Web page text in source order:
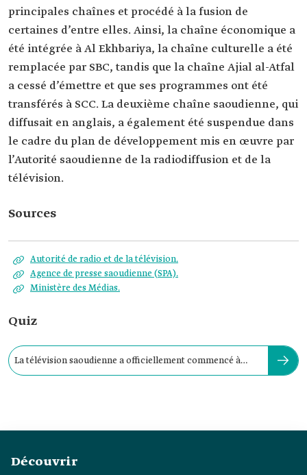
principales chaînes et procédé à la fusion de
certaines d’entre elles. Ainsi, la chaîne économique a
été intégrée à Al Ekhbariya, la chaîne culturelle a été
remplacée par SBC, tandis que la chaîne Ajial al-Atfal
a cessé d’émettre et que ses programmes ont été
transférés à SCC. La deuxième chaîne saoudienne, qui
diffusait en anglais, a également été suspendue dans
le cadre du plan de développement mis en œuvre par
l’Autorité saoudienne de la radiodiffusion et de la
télévision.
Sources
Autorité de radio et de la télévision.
Agence de presse saoudienne (SPA).
Ministère des Médias.
Quiz
La télévision saoudienne a officiellement commencé à
Découvrir